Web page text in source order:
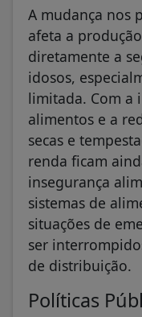
A mudança nos
afeta a
diretamente a
idosos,
limitada. Com a
alimentos e a
secas e
renda ficam
insegurança
sistemas de
situações de
ser
de distribuição.
Políticas